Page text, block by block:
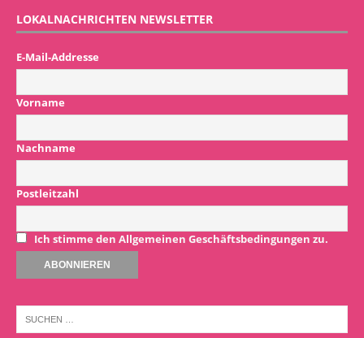
LOKALNACHRICHTEN NEWSLETTER
E-Mail-Addresse
Vorname
Nachname
Postleitzahl
Ich stimme den Allgemeinen Geschäftsbedingungen zu.